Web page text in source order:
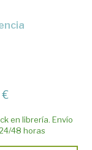
en librería. Envío
48 horas